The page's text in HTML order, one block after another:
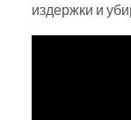
издержки и